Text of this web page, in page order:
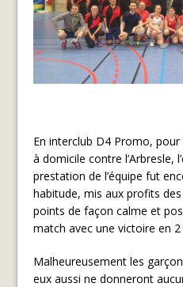
En interclub D4 Promo, pour
à domicile contre l’Arbresle,
prestation de l’équipe fut
habitude, mis aux profits
points de façon calme et
match avec une victoire en
Malheureusement les
eux aussi ne donneront